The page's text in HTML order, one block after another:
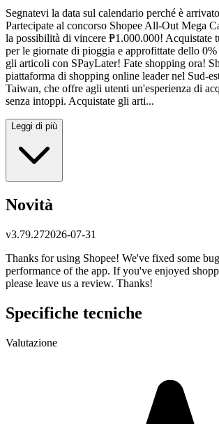
Segnatevi la data sul calendario perché è
Partecipate al concorso Shopee All-Out Mega
la possibilità di vincere ₱1.000.000! Acquistate
per le giornate di pioggia e approfittate dello
gli articoli con SPayLater! Fate shopping ora!
piattaforma di shopping online leader nel Sud-
Taiwan, che offre agli utenti un'esperienza di
senza intoppi. Acquistate gli arti...
Leggi di più
Novità
v3.79.272026-07-31
Thanks for using Shopee! We've fixed some
performance of the app. If you've enjoyed
please leave us a review. Thanks!
Specifiche tecniche
Valutazione